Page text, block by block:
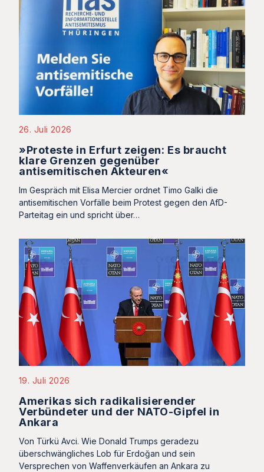
26. Juli 2026
»Proteste in Erfurt zeigen: Es braucht
klare Grenzen gegenüber
antisemitischen Akteuren«
Im Gespräch mit Elisa Mercier ordnet Timo Galki die
antisemitischen Vorfälle beim Protest gegen den AfD-
Parteitag ein und spricht über…
19. Juli 2026
Amerikas sich radikalisierender
Verbündeter und der NATO-Gipfel in
Ankara
Von Türkü Avci. Wie Donald Trumps geradezu
überschwängliches Lob für Erdoğan und sein
Versprechen von Waffenverkäufen an Ankara zu